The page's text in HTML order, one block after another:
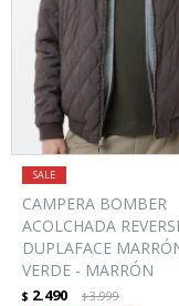
CAMPERA BOMBER
ACOLCHADA
DUPLAFACE
VERDE - MARRÓN
$ 2.490 $3.999